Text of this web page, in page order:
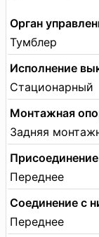
Орган
Тумблер
Исполнение
Стационарный
Монтажная
Задняя
Переднее
Соединение с
Переднее